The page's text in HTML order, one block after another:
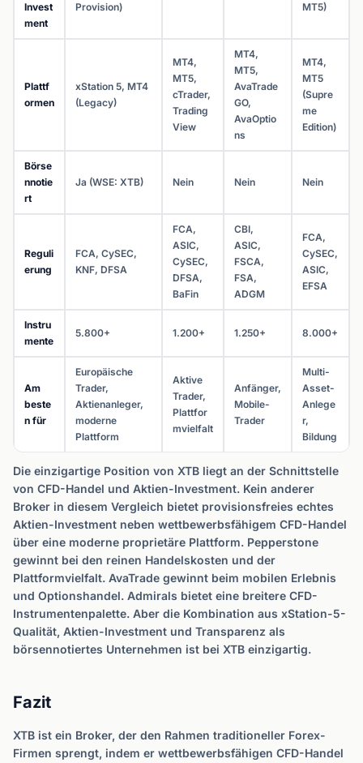
Invest
ment
Provision)
MT5)
Plattf
ormen
xStation 5, MT4
(Legacy)
MT4,
MT5,
cTrader,
Trading
View
MT4,
MT5,
AvaTrade
GO,
AvaOptio
ns
MT4,
MT5
(Supre
me
Edition)
Börse
nnotie
rt
Ja (WSE: XTB) Nein Nein Nein
Reguli
erung
FCA, CySEC,
KNF, DFSA
FCA,
ASIC,
CySEC,
DFSA,
BaFin
CBI,
ASIC,
FSCA,
FSA,
ADGM
FCA,
CySEC,
ASIC,
EFSA
Instru
mente
5.800+ 1.200+ 1.250+ 8.000+
Am
beste
n für
Europäische
Trader,
Aktienanleger,
moderne
Plattform
Aktive
Trader,
Plattfor
mvielfalt
Anfänger,
Mobile-
Trader
Multi-
Asset-
Anlege
r,
Bildung
Die einzigartige Position von XTB liegt an der Schnittstelle
von CFD-Handel und Aktien-Investment. Kein anderer
Broker in diesem Vergleich bietet provisionsfreies echtes
Aktien-Investment neben wettbewerbsfähigem CFD-Handel
über eine moderne proprietäre Plattform. Pepperstone
gewinnt bei den reinen Handelskosten und der
Plattformvielfalt. AvaTrade gewinnt beim mobilen Erlebnis
und Optionshandel. Admirals bietet eine breitere CFD-
Instrumentenpalette. Aber die Kombination aus xStation-5-
Qualität, Aktien-Investment und Transparenz als
börsennotiertes Unternehmen ist bei XTB einzigartig.
Fazit
XTB ist ein Broker, der den Rahmen traditioneller Forex-
Firmen sprengt, indem er wettbewerbsfähigen CFD-Handel